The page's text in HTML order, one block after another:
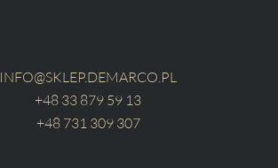
INFO@SKLEP.DEMARCO.PL
+48 33 879 59 13
+48 731 309 307